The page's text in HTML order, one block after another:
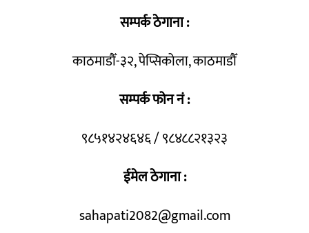
सम्पर्क ठेगाना :
काठमाडौँ-३२, पेप्सिकोला, काठमाडौँ
सम्पर्क फोन नं :
९८५१४२४६४६ / ९८४८८२१३२३
ईमेल ठेगाना :
sahapati2082@gmail.com